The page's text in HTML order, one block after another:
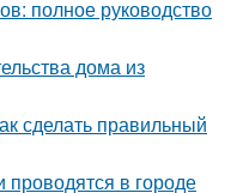
полное руководство
дома из
сделать правильный
в городе